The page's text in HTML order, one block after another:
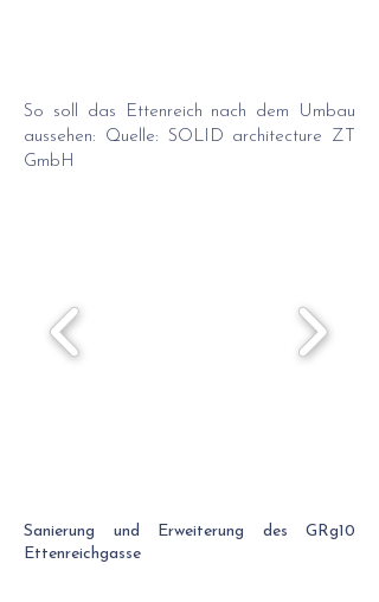
So soll das Ettenreich nach dem Umbau
aussehen: Quelle: SOLID architecture ZT
GmbH
Sanierung und Erweiterung des GRg10
Ettenreichgasse